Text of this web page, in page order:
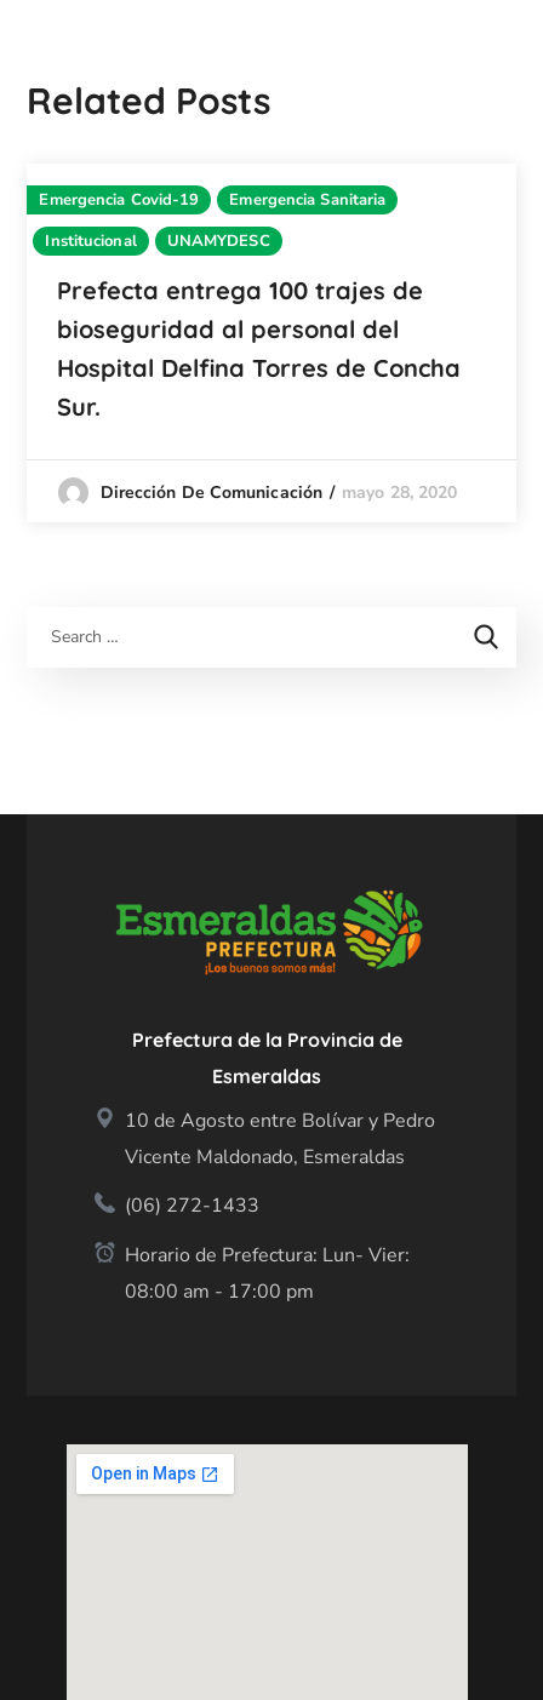
Related Posts
Emergencia Covid-19
Emergencia Sanitaria
Institucional
UNAMYDESC
Prefecta entrega 100 trajes de
bioseguridad al personal del
Hospital Delfina Torres de Concha
Sur.
Dirección De Comunicación mayo 28, 2020
Prefectura de la Provincia de
Esmeraldas
10 de Agosto entre Bolívar y Pedro
Vicente Maldonado, Esmeraldas
(06) 272-1433
Horario de Prefectura: Lun- Vier:
08:00 am - 17:00 pm